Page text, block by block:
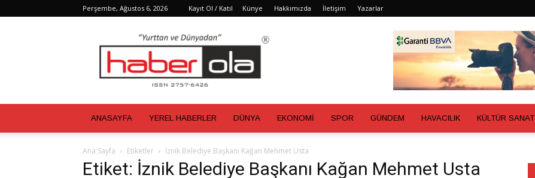
Perşembe, Ağustos 6, 2026 Kayıt Ol / Katıl Künye Hakkımızda İletişim Yazarlar
ANASAYFA YEREL HABERLER DÜNYA EKONOMİ SPOR GÜNDEM HAVACILIK KÜLTÜR SANAT
Ana Sayfa Etiketler İznik Belediye Başkanı Kağan Mehmet Usta
Etiket: İznik Belediye Başkanı Kağan Mehmet Usta